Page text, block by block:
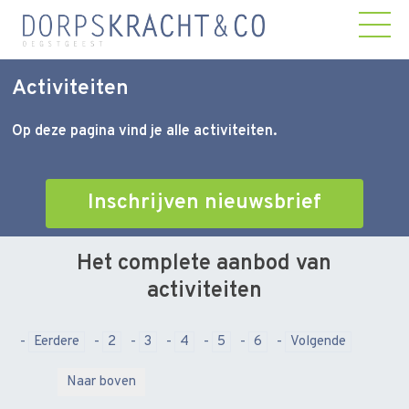
Activiteiten
Op deze pagina vind je alle activiteiten.
Inschrijven nieuwsbrief
Het complete aanbod van
activiteiten
Eerdere 2 3 4 5 6 Volgende
Naar boven